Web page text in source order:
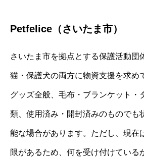
Petfelice（さいたま市）
さいたま市を拠点とする保護活動団
猫・保護犬の両方に物資支援を求め
グッズ全般、毛布・ブランケット・
類、使用済み・開封済みのものでも
能な場合があります。ただし、現在
限があるため、何を受け付けている